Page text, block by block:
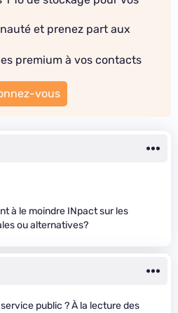
et prenez part aux
premium à vos contacts
vous
à le moindre INpact sur les
ou alternatives?
public ? À la lecture des